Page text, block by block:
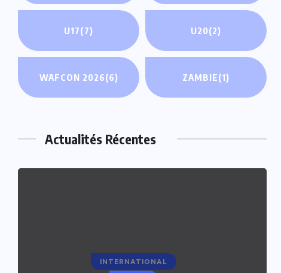
U17(7) U20(2)
WAFCON 2026(6) ZAMBIE(1)
Actualités Récentes
INTERNATIONAL